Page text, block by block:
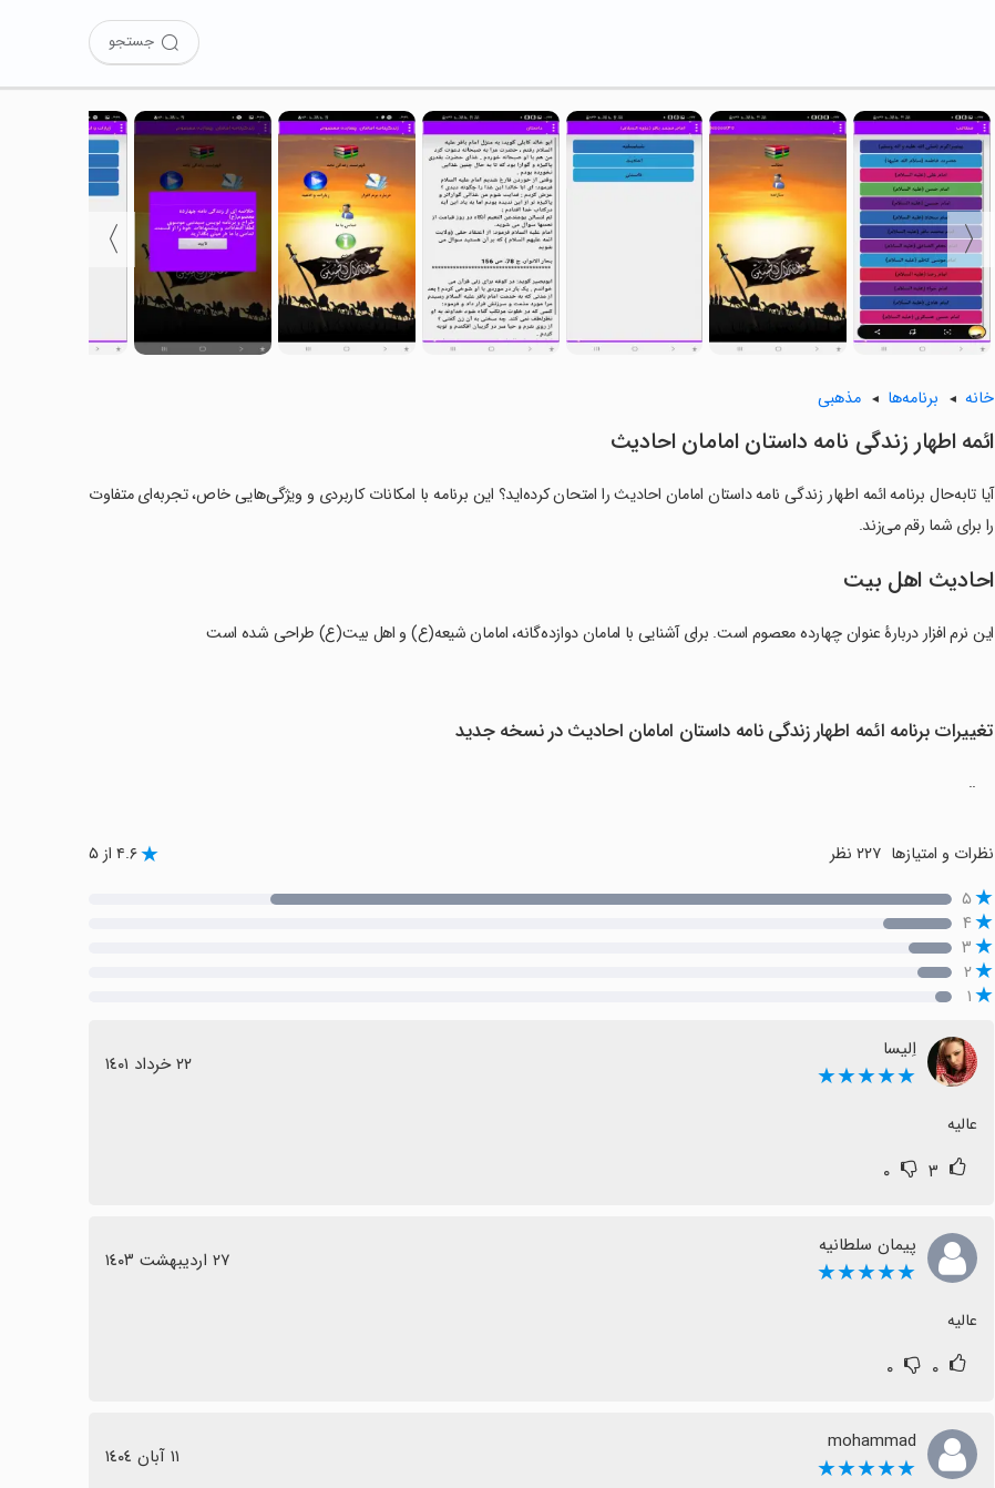
جستجو
〈
〉
خانه برنامه‌ها مذهبی
ائمه اطهار زندگی نامه داستان امامان احادیث
آیا تابه‌حال برنامه ائمه اطهار زندگی نامه داستان امامان احادیث را امتحان کرده‌اید؟ این برنامه با امکانات کاربردی و ویژگی‌هایی خاص، تجربه‌ای متفاوت
را برای شما رقم می‌زند.
احادیث اهل بیت
این نرم افزار دربارهٔ عنوان چهارده معصوم است. برای آشنایی با امامان دوازده‌گانه، امامان شیعه(ع) و اهل بیت(ع) طراحی شده است
تغییرات برنامه ائمه اطهار زندگی نامه داستان امامان احادیث در نسخه جدید
..
نظرات و امتیازها ۲۲۷ نظر ۴.۶ از ۵
۵
۴
۳
۲
۱
اِلیسا
★★★★★ ٢٢ خرداد ١٤٠١
عالیه
۳ ۰
پیمان سلطانیه
★★★★★ ٢٧ اردیبهشت ١٤٠٣
عالیه
۰ ۰
mohammad
★★★★★ ١١ آبان ١٤٠٤